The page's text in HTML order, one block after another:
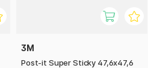
3M
Post-it Super Sticky 47,6x47,6